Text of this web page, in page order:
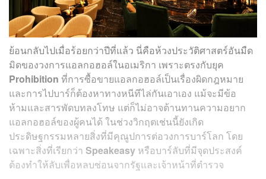
ย้อนกลับไปเมื่อร้อยกว่าปีที่แล้ว นี่คือห้วงประวัติศาสตร์อันมืด
มิดของวงการแอลกอฮอล์ในอเมริกา เพราะตรงกับยุค
Prohibition ที่การซื้อขายแอลกอฮอล์เป็นเรื่องผิดกฎหมาย
และการไปบาร์ก็ต้องหาทางหนีทีไล่กันเอาเอง แม้จะมีข้อ
ห้ามและสารพัดบทลงโทษ แต่ก็ไม่อาจต้านทานความอยาก
แอลกอฮอล์ของผู้คนได้ ในช่วงวิกฤตเช่นนี้ยังเกิด
ประดิษฐกรรมหลายสิ่งที่มีคุณูปการต่อวงการบาร์โลก โดย
เฉพาะสิ่งที่เรียกว่า Speakeasy หรือบาร์ลับที่มีจุดประสงค์
ต้องทำให้ลับเพื่อหลบซ่อนจากรัฐและเจ้าหน้าที่ตำรวจ